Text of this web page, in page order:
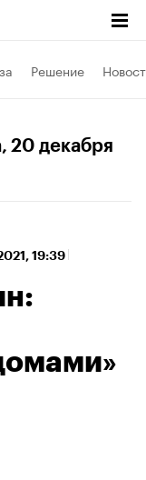
Решение
, 20 декабря
19:39